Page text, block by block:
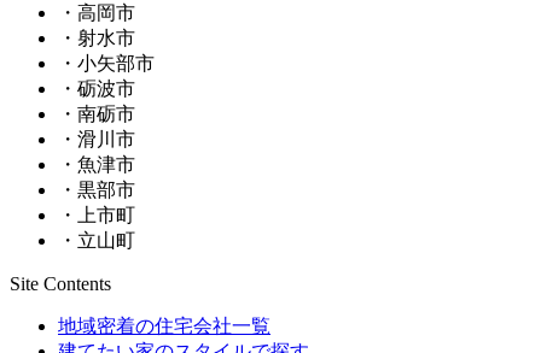
・高岡市
・射水市
・小矢部市
・砺波市
・南砺市
・滑川市
・魚津市
・黒部市
・上市町
・立山町
Site Contents
地域密着の住宅会社一覧